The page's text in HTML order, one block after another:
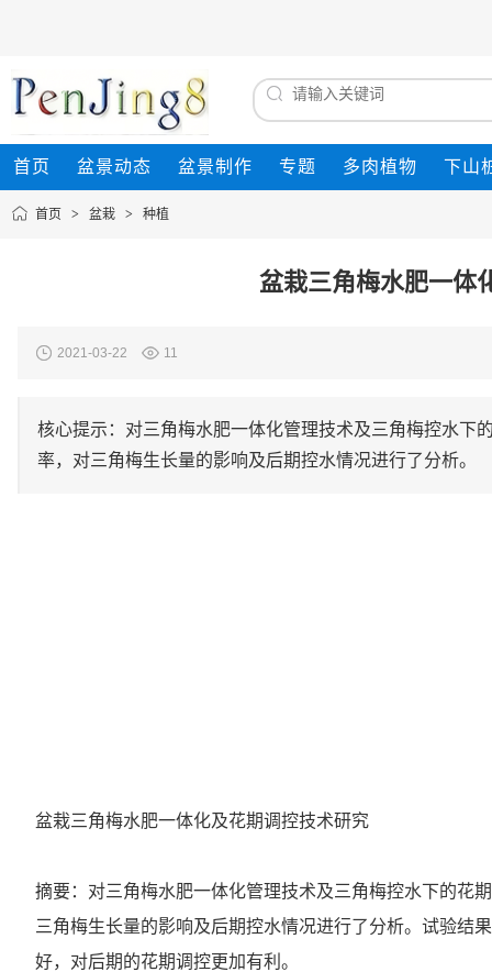
首页 盆景动态 盆景制作 专题 多肉植物 下山
首页 > 盆栽 > 种植
盆栽三角梅水肥一体
2021-03-22 11
核心提示：对三角梅水肥一体化管理技术及三角梅控水下
率，对三角梅生长量的影响及后期控水情况进行了分析。
盆栽三角梅水肥一体化及花期调控技术研究
摘要：对三角梅水肥一体化管理技术及三角梅控水下的花
三角梅生长量的影响及后期控水情况进行了分析。试验结
好，对后期的花期调控更加有利。